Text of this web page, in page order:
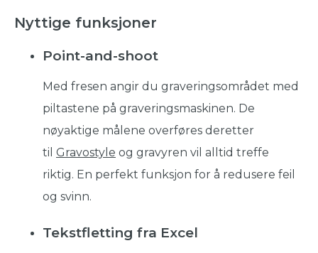
Nyttige funksjoner
Point-and-shoot
Med fresen angir du graveringsområdet med
piltastene på graveringsmaskinen. De
nøyaktige målene overføres deretter
til Gravostyle og gravyren vil alltid treffe
riktig. En perfekt funksjon for å redusere feil
og svinn.
Tekstfletting fra Excel